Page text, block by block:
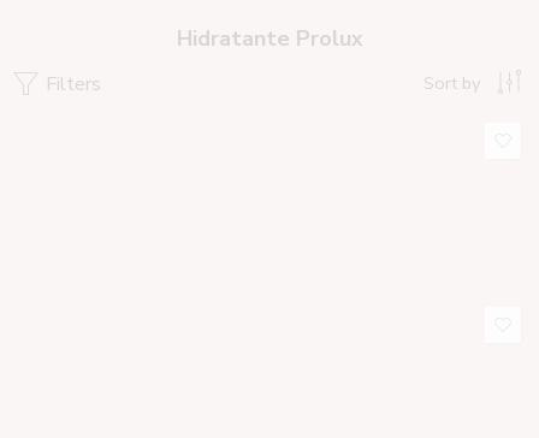
Hidratante Prolux
Filters Sort by